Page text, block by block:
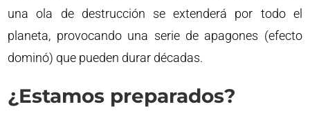
una ola de destrucción se extenderá por todo el
planeta, provocando una serie de apagones (efecto
dominó) que pueden durar décadas.
¿Estamos preparados?